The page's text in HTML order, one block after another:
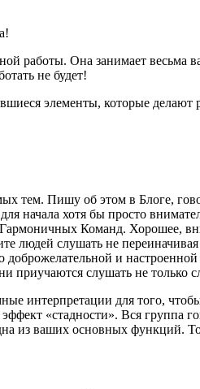
работы. Она занимает весьма
не будет!
элементы, которые
тем. Пишу об этом в Блоге,
начала хотя бы просто
Команд. Хорошее,
людей слушать не
и
приучаются слушать не только
интерпретации для того,
«стадности». Вся группа
из ваших основных функций.